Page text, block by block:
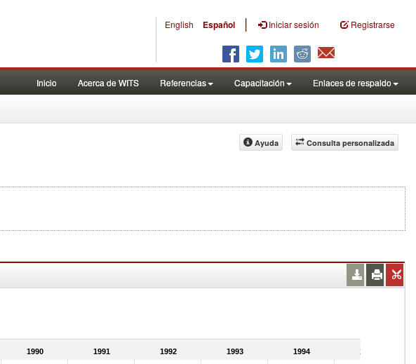
English Español | Iniciar sesión Registrarse
Inicio Acerca de WITS Referencias Capacitación Enlaces de respaldo
Consulta personalizada
Ayuda
1990 1991 1992 1993 1994 1995